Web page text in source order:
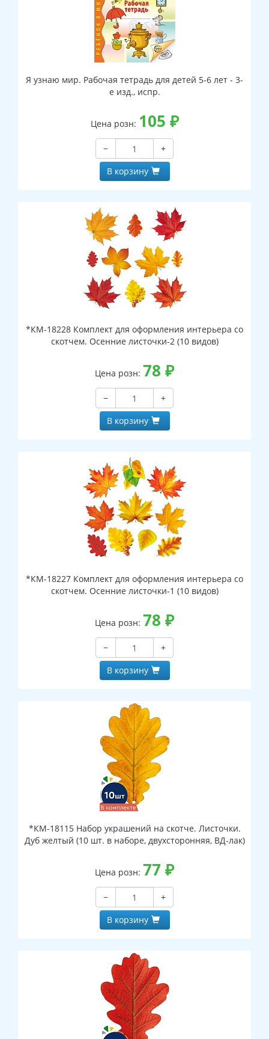
Я узнаю мир. Рабочая тетрадь для детей 5-6 лет - 3-
е изд., испр.
Цена розн: 105 ₽
−
+
В корзину
*КМ-18228 Комплект для оформления интерьера со
скотчем. Осенние листочки-2 (10 видов)
Цена розн: 78 ₽
−
+
В корзину
*КМ-18227 Комплект для оформления интерьера со
скотчем. Осенние листочки-1 (10 видов)
Цена розн: 78 ₽
−
+
В корзину
*КМ-18115 Набор украшений на скотче. Листочки.
Дуб желтый (10 шт. в наборе, двухсторонняя, ВД-лак)
Цена розн: 77 ₽
−
+
В корзину